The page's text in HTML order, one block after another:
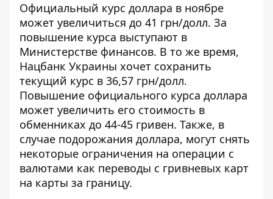
Официальный курс доллара в ноябре
может увеличиться до 41 грн/долл. За
повышение курса выступают в
Министерстве финансов. В то же время,
Нацбанк Украины хочет сохранить
текущий курс в 36,57 грн/долл.
Повышение официального курса доллара
может увеличить его стоимость в
обменниках до 44-45 гривен. Также, в
случае подорожания доллара, могут снять
некоторые ограничения на операции с
валютами как переводы с гривневых карт
на карты за границу.